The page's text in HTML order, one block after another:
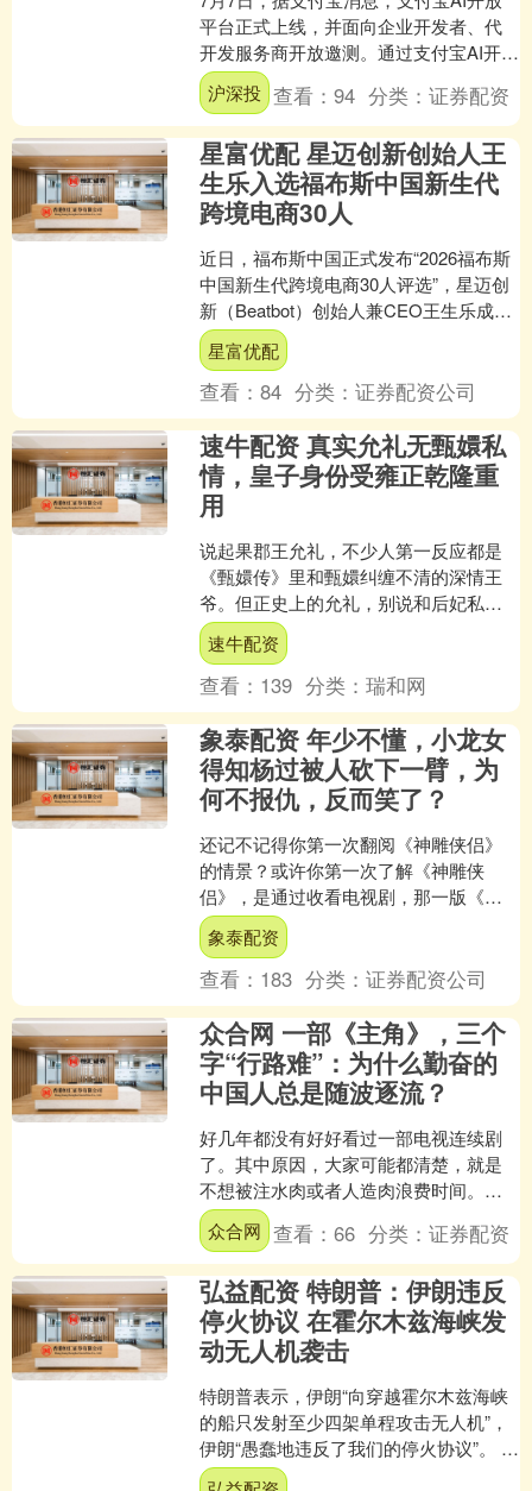
平台正式上线，并面向企业开发者、代
开发服务商开放邀测。通过支付宝AI开放
平台，商家、机构可便捷完成服务能力
的AI化升级，不....
沪深投 查看：94 分类：证券配资
星富优配 星迈创新创始人王
生乐入选福布斯中国新生代
跨境电商30人
近日，福布斯中国正式发布“2026福布斯
中国新生代跨境电商30人评选”，星迈创
新（Beatbot）创始人兼CEO王生乐成功
入选。该评选旨在发掘以创新驱动增
长、以....
星富优配
查看：84 分类：证券配资公司
速牛配资 真实允礼无甄嬛私
情，皇子身份受雍正乾隆重
用
说起果郡王允礼，不少人第一反应都是
《甄嬛传》里和甄嬛纠缠不清的深情王
爷。但正史上的允礼，别说和后妃私会
了，连康熙晚年的夺嫡大戏都没蹭过半
点热度。这么一个没背景没....
速牛配资
查看： 139 分类：瑞和网
象泰配资 年少不懂，小龙女
得知杨过被人砍下一臂，为
何不报仇，反而笑了？
还记不记得你第一次翻阅《神雕侠侣》
的情景？或许你第一次了解《神雕侠
侣》，是通过收看电视剧，那一版《神
雕侠侣》非常经典，由古天乐、李若彤
分别扮演男女主角。 如今已....
象泰配资
查看： 183 分类：证券配资公司
众合网 一部《主角》，三个
字“行路难”：为什么勤奋的
中国人总是随波逐流？
好几年都没有好好看过一部电视连续剧
了。其中原因，大家可能都清楚，就是
不想被注水肉或者人造肉浪费时间。可
就在过去的36个小时里——是的，整整
36个小时，不吃不睡，....
众合网 查看：66 分类：证券配资
弘益配资 特朗普：伊朗违反
停火协议 在霍尔木兹海峡发
动无人机袭击
特朗普表示，伊朗“向穿越霍尔木兹海峡
的船只发射至少四架单程攻击无人机”，
伊朗“愚蠢地违反了我们的停火协议”。 特
朗普在Truth Social发文称，“虽然船只....